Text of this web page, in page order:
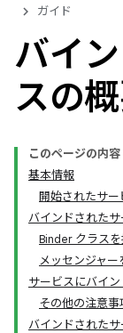
ガイド
バイ
スの
このページの内容
基本情報
開始されたサー
バインドされた
Binder クラス
メッセンジャー
サービスにバイン
その他の注意事
バインドされた